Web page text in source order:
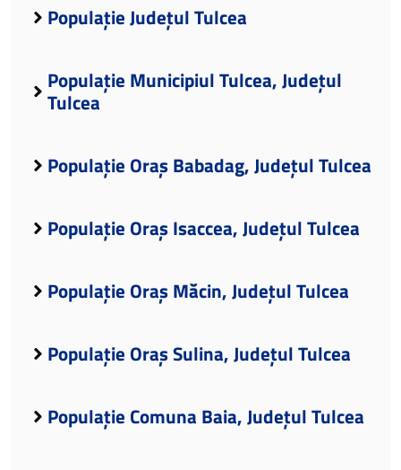
Populație Județul Tulcea
Populație Municipiul Tulcea, Județul
Tulcea
Populație Oraș Babadag, Județul Tulcea
Populație Oraș Isaccea, Județul Tulcea
Populație Oraș Măcin, Județul Tulcea
Populație Oraș Sulina, Județul Tulcea
Populație Comuna Baia, Județul Tulcea